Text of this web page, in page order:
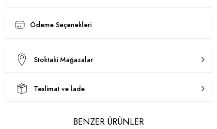
Ödeme Seçenekleri
Stoktaki Mağazalar
Teslimat ve İade
BENZER ÜRÜNLER